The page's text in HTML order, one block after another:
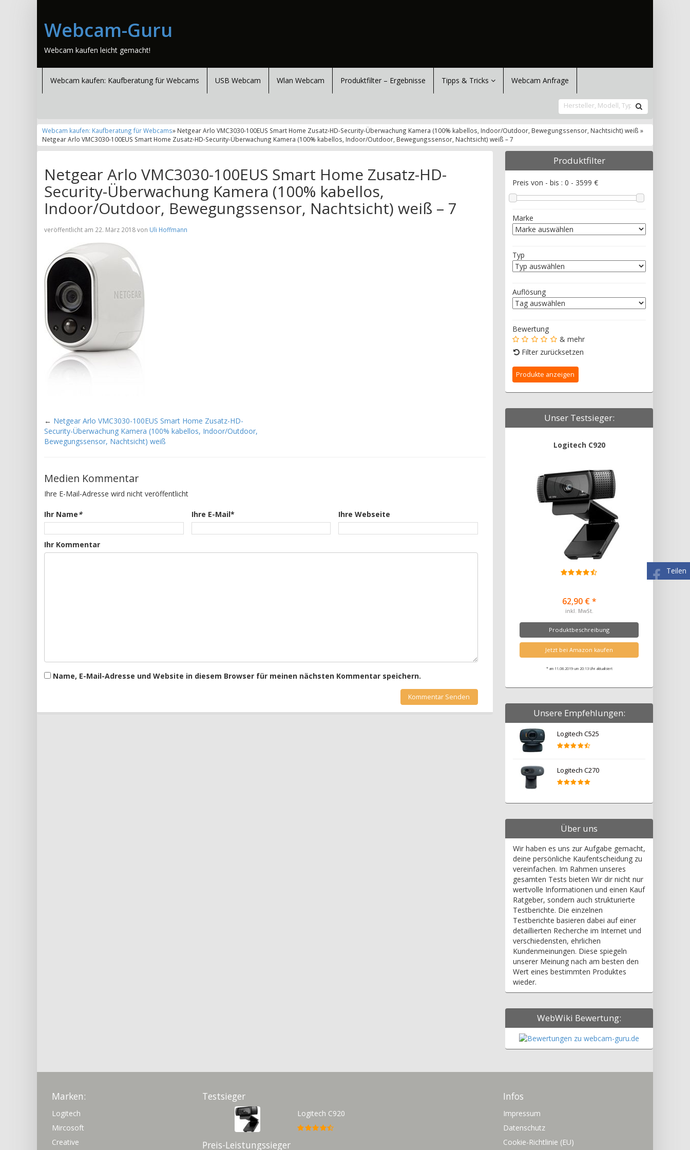
Webcam-Guru
Webcam kaufen leicht gemacht!
Webcam kaufen: Kaufberatung für Webcams USB Webcam Wlan Webcam Produktfilter – Ergebnisse Tipps & Tricks Webcam Anfrage
Webcam kaufen: Kaufberatung für Webcams» Netgear Arlo VMC3030-100EUS Smart Home Zusatz-HD-Security-Überwachung Kamera (100% kabellos, Indoor/Outdoor, Bewegungssensor, Nachtsicht) weiß »
Netgear Arlo VMC3030-100EUS Smart Home Zusatz-HD-Security-Überwachung Kamera (100% kabellos, Indoor/Outdoor, Bewegungssensor, Nachtsicht) weiß – 7
Teilen
Netgear Arlo VMC3030-100EUS Smart Home Zusatz-HD-
Security-Überwachung Kamera (100% kabellos,
Indoor/Outdoor, Bewegungssensor, Nachtsicht) weiß – 7
veröffentlicht am 22. März 2018 von Uli Hoffmann
← Netgear Arlo VMC3030-100EUS Smart Home Zusatz-HD-
Security-Überwachung Kamera (100% kabellos, Indoor/Outdoor,
Bewegungssensor, Nachtsicht) weiß
Medien Kommentar
Ihre E-Mail-Adresse wird nicht veröffentlicht
Ihr Name* Ihre E-Mail* Ihre Webseite
Ihr Kommentar
Name, E-Mail-Adresse und Website in diesem Browser für meinen nächsten Kommentar speichern.
Produktfilter
Preis von - bis : 0 - 3599 €
Marke
Typ
Auflösung
Bewertung
& mehr
Filter zurücksetzen
Unser Testsieger:
Logitech C920
62,90 € *
inkl. MwSt.
Produktbeschreibung
Jetzt bei Amazon kaufen
* am 11.08.2019 um 20:13 Uhr aktualisiert
Unsere Empfehlungen:
Logitech C525
Logitech C270
Über uns
Wir haben es uns zur Aufgabe gemacht,
deine persönliche Kaufentscheidung zu
vereinfachen. Im Rahmen unseres
gesamten Tests bieten Wir dir nicht nur
wertvolle Informationen und einen Kauf
Ratgeber, sondern auch strukturierte
Testberichte. Die einzelnen
Testberichte basieren dabei auf einer
detaillierten Recherche im Internet und
verschiedensten, ehrlichen
Kundenmeinungen. Diese spiegeln
unserer Meinung nach am besten den
Wert eines bestimmten Produktes
wieder.
WebWiki Bewertung:
Marken:
Logitech
Mircosoft
Creative
Testsieger
Logitech C920
Preis-Leistungssieger
Infos
Impressum
Datenschutz
Cookie-Richtlinie (EU)